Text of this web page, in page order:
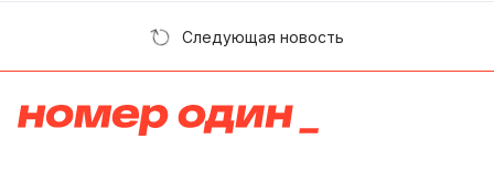
Следующая новость